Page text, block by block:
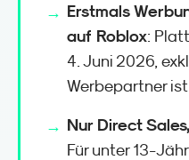
Erstmals
auf Roblox:
4. Juni 2026,
Werbepartner ist
Nur Direct
Für unter 13-